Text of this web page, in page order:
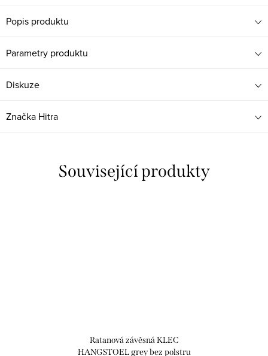
Popis produktu
Parametry produktu
Diskuze
Značka Hitra
Související produkty
Ratanová závěsná KLEC
HANGSTOEL grey bez polstru